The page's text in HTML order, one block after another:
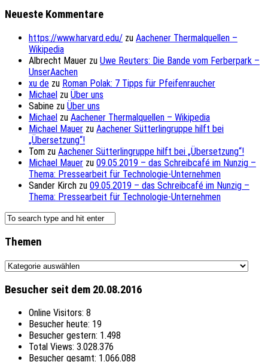
Neueste Kommentare
https://www.harvard.edu/ zu Aachener Thermalquellen –
Wikipedia
Albrecht Mauer zu Uwe Reuters: Die Bande vom Ferberpark –
UnserAachen
xu de zu Roman Polak: 7 Tipps für Pfeifenraucher
Michael zu Über uns
Sabine zu Über uns
Michael zu Aachener Thermalquellen – Wikipedia
Michael Mauer zu Aachener Sütterlingruppe hilft bei
„Übersetzung“!
Tom zu Aachener Sütterlingruppe hilft bei „Übersetzung“!
Michael Mauer zu 09.05.2019 – das Schreibcafé im Nunzig –
Thema: Pressearbeit für Technologie-Unternehmen
Sander Kirch zu 09.05.2019 – das Schreibcafé im Nunzig –
Thema: Pressearbeit für Technologie-Unternehmen
Themen
Themen
Besucher seit dem 20.08.2016
Online Visitors: 8
Besucher heute: 19
Besucher gestern: 1.498
Total Views: 3.028.376
Besucher gesamt: 1.066.088